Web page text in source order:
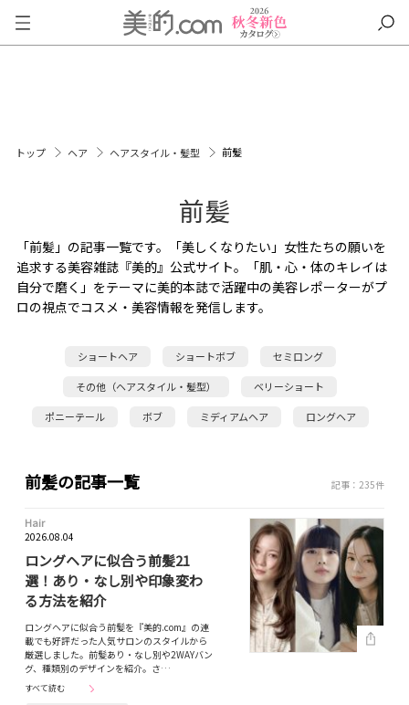
トップ ヘア ヘアスタイル・髪型 前髪
前髪
「前髪」の記事一覧です。「美しくなりたい」女性たちの願いを
追求する美容雑誌『美的』公式サイト。「肌・心・体のキレイは
自分で磨く」をテーマに美的本誌で活躍中の美容レポーターがプ
ロの視点でコスメ・美容情報を発信します。
ショートヘア ショートボブ セミロング
その他（ヘアスタイル・髪型） ベリーショート
ポニーテール ボブ ミディアムヘア ロングヘア
前髪の記事一覧 記事：235件
Hair
2026.08.04
ロングヘアに似合う前髪21
選！あり・なし別や印象変わ
る方法を紹介
ロングヘアに似合う前髪を『美的.com』の連
載でも好評だった人気サロンのスタイルから
厳選しました。前髪あり・なし別や2WAYバン
グ、種類別のデザインを紹介。さ…
すべて読む